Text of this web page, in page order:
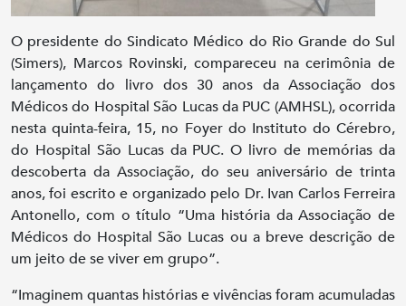
O presidente do Sindicato Médico do Rio Grande do Sul
(Simers), Marcos Rovinski, compareceu na cerimônia de
lançamento do livro dos 30 anos da Associação dos
Médicos do Hospital São Lucas da PUC (AMHSL), ocorrida
nesta quinta-feira, 15, no Foyer do Instituto do Cérebro,
do Hospital São Lucas da PUC. O livro de memórias da
descoberta da Associação, do seu aniversário de trinta
anos, foi escrito e organizado pelo Dr. Ivan Carlos Ferreira
Antonello, com o título “Uma história da Associação de
Médicos do Hospital São Lucas ou a breve descrição de
um jeito de se viver em grupo”.
“Imaginem quantas histórias e vivências foram acumuladas